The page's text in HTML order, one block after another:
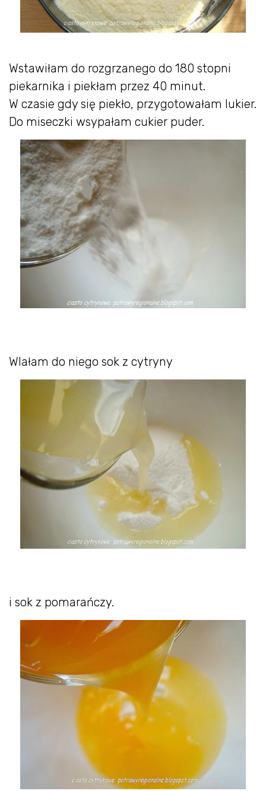
Wstawiłam do rozgrzanego do 180 stopni
piekarnika i piekłam przez 40 minut.
W czasie gdy się piekło, przygotowałam lukier.
Do miseczki wsypałam cukier puder.
Wlałam do niego sok z cytryny
i sok z pomarańczy.